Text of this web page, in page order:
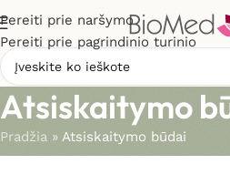
Pereiti prie naršymo
Pereiti prie pagrindinio turinio
Atsiskaitymo
Pradžia » Atsiskaitymo būdai